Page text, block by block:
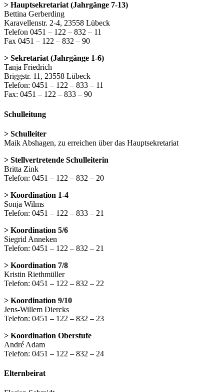
> Hauptsekretariat (Jahrgänge 7-13)
Bettina Gerberding
Karavellenstr. 2-4, 23558 Lübeck
Telefon 0451 – 122 – 832 – 11
Fax 0451 – 122 – 832 – 90
> Sekretariat (Jahrgänge 1-6)
Tanja Friedrich
Briggstr. 11, 23558 Lübeck
Telefon: 0451 – 122 – 833 – 11
Fax: 0451 – 122 – 833 – 90
Schulleitung
> Schulleiter
Maik Abshagen, zu erreichen über das Hauptsekretariat
> Stellvertretende Schulleiterin
Britta Zink
Telefon: 0451 – 122 – 832 – 20
> Koordination 1-4
Sonja Wilms
Telefon: 0451 – 122 – 833 – 21
> Koordination 5/6
Siegrid Anneken
Telefon: 0451 – 122 – 832 – 21
> Koordination 7/8
Kristin Riethmüller
Telefon: 0451 – 122 – 832 – 22
> Koordination 9/10
Jens-Willem Diercks
Telefon: 0451 – 122 – 832 – 23
> Koordination Oberstufe
André Adam
Telefon: 0451 – 122 – 832 – 24
Elternbeirat